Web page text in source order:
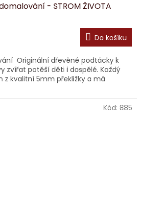
- STROM ŽIVOTA
Do košíku
Originální dřevěné podtácky k
zvířat potěší děti i dospělé. Každý
z kvalitní 5mm překližky a má
Kód: 885